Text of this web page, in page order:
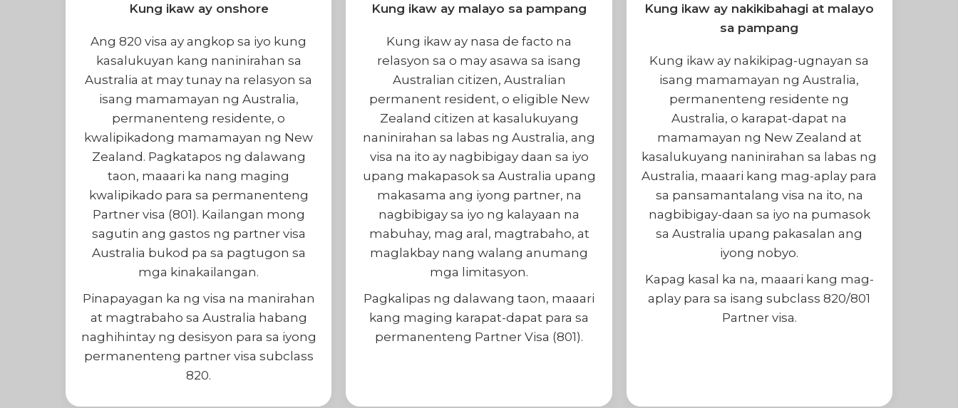
Kung ikaw ay onshore
Ang 820 visa ay angkop sa iyo kung
kasalukuyan kang naninirahan sa
Australia at may tunay na relasyon sa
isang mamamayan ng Australia,
permanenteng residente, o
kwalipikadong mamamayan ng New
Zealand. Pagkatapos ng dalawang
taon, maaari ka nang maging
kwalipikado para sa permanenteng
Partner visa (801). Kailangan mong
sagutin ang gastos ng partner visa
Australia bukod pa sa pagtugon sa
mga kinakailangan.
Pinapayagan ka ng visa na manirahan
at magtrabaho sa Australia habang
naghihintay ng desisyon para sa iyong
permanenteng partner visa subclass
820.
Kung ikaw ay malayo sa pampang
Kung ikaw ay nasa de facto na
relasyon sa o may asawa sa isang
Australian citizen, Australian
permanent resident, o eligible New
Zealand citizen at kasalukuyang
naninirahan sa labas ng Australia, ang
visa na ito ay nagbibigay daan sa iyo
upang makapasok sa Australia upang
makasama ang iyong partner, na
nagbibigay sa iyo ng kalayaan na
mabuhay, mag aral, magtrabaho, at
maglakbay nang walang anumang
mga limitasyon.
Pagkalipas ng dalawang taon, maaari
kang maging karapat-dapat para sa
permanenteng Partner Visa (801).
Kung ikaw ay nakikibahagi at malayo
sa pampang
Kung ikaw ay nakikipag-ugnayan sa
isang mamamayan ng Australia,
permanenteng residente ng
Australia, o karapat-dapat na
mamamayan ng New Zealand at
kasalukuyang naninirahan sa labas ng
Australia, maaari kang mag-aplay para
sa pansamantalang visa na ito, na
nagbibigay-daan sa iyo na pumasok
sa Australia upang pakasalan ang
iyong nobyo.
Kapag kasal ka na, maaari kang mag-
aplay para sa isang subclass 820/801
Partner visa.